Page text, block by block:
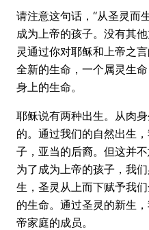
请注意这句话，“从圣灵而
成为上帝的孩子。没有其
灵通过你对耶稣和上帝之
全新的生命，一个属灵生
身上的生命。
耶稣说有两种出生。从肉
的。通过我们的自然出生
子，亚当的后裔。但这并
为了成为上帝的孩子，我
生，圣灵从上而下赋予我
的生命。通过圣灵的新生
帝家庭的成员。